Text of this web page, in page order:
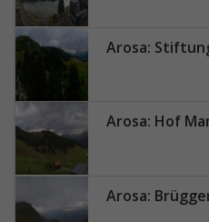
Arosa:
Arosa: Hof
Arosa: